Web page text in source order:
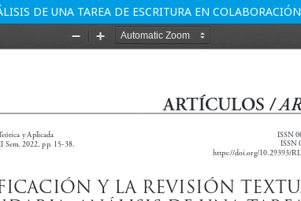
DE UNA TAREA DE ESCRITURA EN COLABORACIÓN